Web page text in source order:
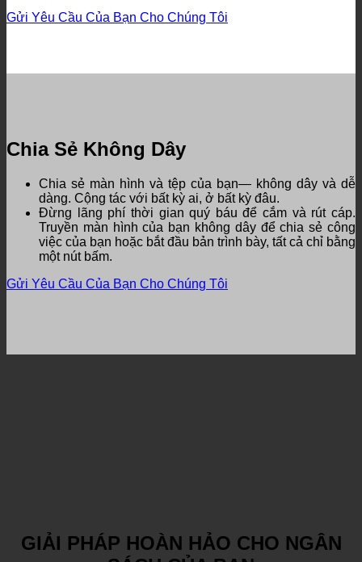
Gửi Yêu Cầu Của Bạn Cho Chúng Tôi
Chia Sẻ Không Dây
Chia sẻ màn hình và tệp của bạn— không dây và dễ
dàng. Cộng tác với bất kỳ ai, ở bất kỳ đâu.
Đừng lãng phí thời gian quý báu để cắm và rút cáp.
Truyền màn hình của bạn không dây để chia sẻ công
việc của bạn hoặc bắt đầu bản trình bày, tất cả chỉ bằng
một nút bấm.
Gửi Yêu Cầu Của Bạn Cho Chúng Tôi
GIẢI PHÁP HOÀN HẢO CHO NGÂN